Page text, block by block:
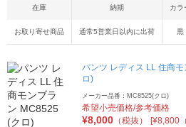
在庫 納期 カラ
お取り寄せ商品 通常5営業日以内に出荷 黒
パンツ レディス LL 住商
ロ)
メーカー品番：MC8525(クロ)
希望小売価格/参考価格
¥8,000 （税抜） [¥8,800